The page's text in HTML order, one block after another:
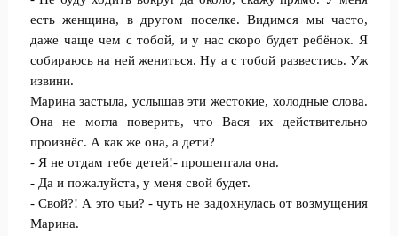
есть женщина, в другом поселке. Видимся мы часто,
даже чаще чем с тобой, и у нас скоро будет ребёнок. Я
собираюсь на ней жениться. Ну а с тобой развестись. Уж
извини.
Марина застыла, услышав эти жестокие, холодные слова.
Она не могла поверить, что Вася их действительно
произнёс. А как же она, а дети?
- Я не отдам тебе детей!- прошептала она.
- Да и пожалуйста, у меня свой будет.
- Свой?! А это чьи? - чуть не задохнулась от возмущения
Марина.